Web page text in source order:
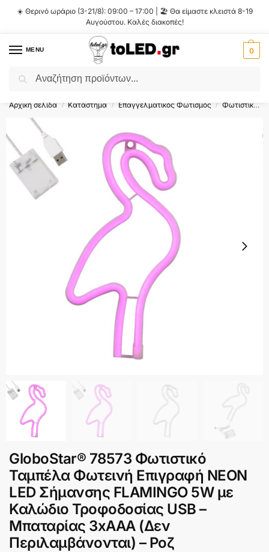
☀️ Θερινό ωράριο (3-21/8): 09:00 – 17:00 | 🏖️ Θα είμαστε κλειστά 8-19
Αυγούστου. Καλές διακοπές!
MENU 0
Flash Sale ⚡ 10% Έκπτωση με τον κωδικό
Αρχική σελίδα / Κατάστημα / Επαγγελματικός Φωτισμός / Φωτιστικά Σήμανσης LED
GloboStar® 78573 Φωτιστικό
Ταμπέλα Φωτεινή Επιγραφή NEON
LED Σήμανσης FLAMINGO 5W με
Καλώδιο Τροφοδοσίας USB –
Μπαταρίας 3xAAA (Δεν
Περιλαμβάνονται) – Ροζ